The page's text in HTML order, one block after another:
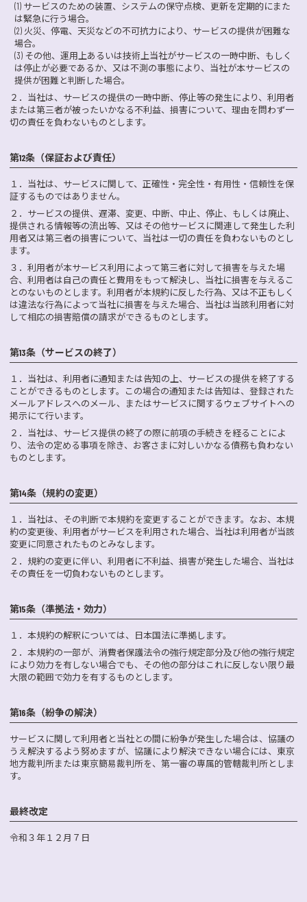
(1) サービスのための装置、システムの保守点検、更新を定期的にまた
は緊急に行う場合。
(2) 火災、停電、天災などの不可抗力により、サービスの提供が困難な
場合。
(3) その他、運用上あるいは技術上当社がサービスの一時中断、もしく
は停止が必要であるか、又は不測の事態により、当社が本サービスの
提供が困難と判断した場合。
２． 当社は、サービスの提供の一時中断、停止等の発生により、利用者
または第三者が被ったいかなる不利益、損害について、理由を問わず一
切の責任を負わないものとします。
第12条（保証および責任）
１． 当社は、サービスに関して、正確性・完全性・有用性・信頼性を保
証するものではありません。
２． サービスの提供、遅滞、変更、中断、中止、停止、もしくは廃止、
提供される情報等の流出等、又はその他サービスに関連して発生した利
用者又は第三者の損害について、当社は一切の責任を負わないものとし
ます。
３． 利用者が本サービス利用によって第三者に対して損害を与えた場
合、利用者は自己の責任と費用をもって解決し、当社に損害を与えるこ
とのないものとします。利用者が本規約に反した行為、又は不正もしく
は違法な行為によって当社に損害を与えた場合、当社は当該利用者に対
して相応の損害賠償の請求ができるものとします。
第13条（サービスの終了）
１． 当社は、利用者に通知または告知の上、サービスの提供を終了する
ことができるものとします。この場合の通知または告知は、登録された
メールアドレスへのメール、またはサービスに関するウェブサイトへの
掲示にて行います。
２． 当社は、サービス提供の終了の際に前項の手続きを経ることによ
り、法令の定める事項を除き、お客さまに対しいかなる債務も負わない
ものとします。
第14条（規約の変更）
１． 当社は、その判断で本規約を変更することができます。なお、本規
約の変更後、利用者がサービスを利用された場合、当社は利用者が当該
変更に同意されたものとみなします。
２． 規約の変更に伴い、利用者に不利益、損害が発生した場合、当社は
その責任を一切負わないものとします。
第15条（準拠法・効力）
１． 本規約の解釈については、日本国法に準拠します。
２． 本規約の一部が、消費者保護法令の強行規定部分及び他の強行規定
により効力を有しない場合でも、その他の部分はこれに反しない限り最
大限の範囲で効力を有するものとします。
第16条（紛争の解決）
サービスに関して利用者と当社との間に紛争が発生した場合は、協議の
うえ解決するよう努めますが、協議により解決できない場合には、東京
地方裁判所または東京簡易裁判所を、第一審の専属的管轄裁判所としま
す。
最終改定
令和３年１２月７日